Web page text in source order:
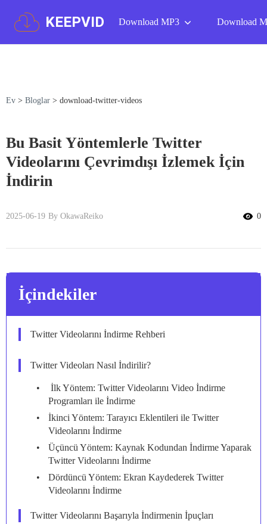
KEEPVID Download MP3 Download
Ev > Bloglar > download-twitter-videos
Bu Basit Yöntemlerle Twitter
Videolarını Çevrimdışı İzlemek İçin
İndirin
2025-06-19 By OkawaReiko 0
İçindekiler
Twitter Videolarını İndirme Rehberi
Twitter Videoları Nasıl İndirilir?
İlk Yöntem: Twitter Videolarını Video İndirme
Programları ile İndirme
İkinci Yöntem: Tarayıcı Eklentileri ile Twitter
Videolarını İndirme
Üçüncü Yöntem: Kaynak Kodundan İndirme Yaparak
Twitter Videolarını İndirme
Dördüncü Yöntem: Ekran Kaydederek Twitter
Videolarını İndirme
Twitter Videolarını Başarıyla İndirmenin İpuçları